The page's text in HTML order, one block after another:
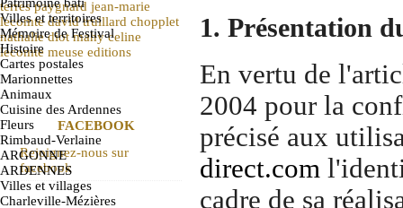
Villes et territoires
Mémoire de Festival
Histoire
Cartes postales
Marionnettes
Animaux
Cuisine des Ardennes
Fleurs
Rimbaud-Verlaine
ARGONNE
ARDENNES
Villes et villages
Charleville-Mézières
terres paygnard jean-marie
lecomte david truillard chopplet
nathalie diot mahy celine
lecomte meuse editions
FACEBOOK
Rejoignez-nous sur
facebook
1. Présentation
En vertu de
2004 pour la
précisé aux
direct.com
cadre de sa